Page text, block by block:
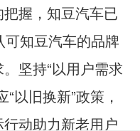
握，知豆汽车已
知豆汽车的品牌
坚持“以用户需求
以旧换新”政策，
动助力新老用户